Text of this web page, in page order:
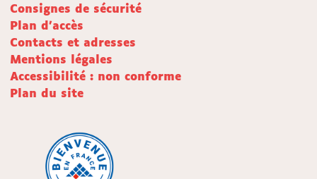
Consignes de sécurité
Plan d'accès
Contacts et adresses
Mentions légales
Accessibilité : non conforme
Plan du site